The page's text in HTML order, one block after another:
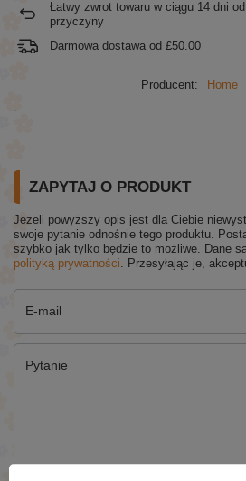
Łatwy zwrot towaru w ciągu 14 dni
przyczyny
Darmowa dostawa od £50.00
Producent: Home
ZAPYTAJ O PRODUKT
Jeżeli powyższy opis jest dla Ciebie
swoje pytanie odnośnie tego produktu.
szybko jak tylko będzie to możliwe. Dane
polityką prywatności . Przesyłając je,
E-mail
Pytanie